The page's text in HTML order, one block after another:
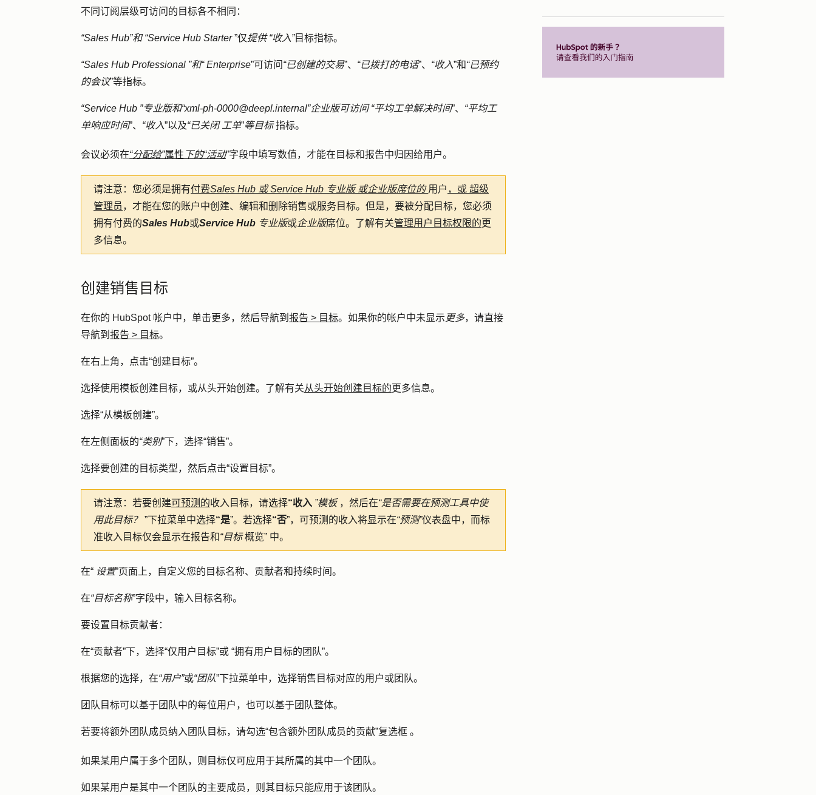
不同订阅层级可访问的目标各不相同：
“Sales Hub”和“Service Hub Starter”仅提供“收入”目标指标。
“Sales Hub Professional ”和“ Enterprise”可访问 “已创建的交易”、 “已拨打的电话”、 “收入”和“已预约
的会议”等指标。
“Service Hub ”专业版和“xml-ph-0000@deepl.internal”企业版可访问“平均工单解决时间”、 “平均工
单响应时间”、 “收入”以及“已关闭工单”等目标指标。
会议必须在“分配给”属性 下的“活动”字段中填写数值，才能在目标和报告中归因给用户。
请注意： 您必须是拥有付费Sales Hub 或 Service Hub 专业版 或企业版席位的用户 ，或 超级
管理员 ，才能在您的账户中创建、编辑和删除销售或服务目标。但是，要被分配目标，您必须
拥有付费的Sales Hub或Service Hub 专业版或企业版席位。了解有关管理用户目标权限的更
多信息。
创建销售目标
在你的 HubSpot 帐户中，单击更多，然后导航到 报告 > 目标。如果你的帐户中未显示 更多，请直接
导航到 报告 > 目标。
在右上角，点击“创建目标”。
选择使用模板创建目标，或从头开始创建。了解有关从头开始创建目标的更多信息。
选择“从模板创建”。
在左侧面板的“类别”下，选择“销售”。
选择要创建的目标类型，然后点击“设置目标”。
请注意： 若要创建可预测的收入目标，请选择“收入 ”模板 ，然后在“是否需要在预测工具中使
用此目标？ ”下拉菜单中选择“是”。若选择“否”，可预测的收入将显示在“预测”仪表盘中，而标
准收入目标仅会显示在报告和“目标概览” 中。
在“ 设置”页面上，自定义您的目标名称、贡献者和持续时间。
在“目标名称”字段中，输入目标名称。
要设置目标贡献者：
在“贡献者”下，选择“仅用户目标”或 “拥有用户目标的团队”。
根据您的选择，在“用户”或“团队”下拉菜单中，选择销售目标对应的用户或团队。
团队目标可以基于团队中的每位用户，也可以基于团队整体。
若要将额外团队成员纳入团队目标，请勾选“包含额外团队成员的贡献”复选框 。
如果某用户属于多个团队，则目标仅可应用于其所属的其中一个团队。
如果某用户是其中一个团队的主要成员，则其目标只能应用于该团队。